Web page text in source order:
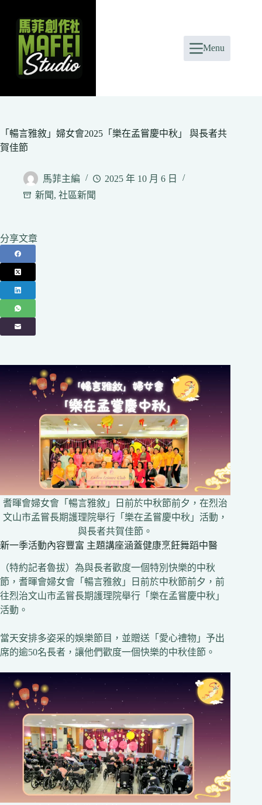
content
Menu
「暢言雅敘」婦女會2025「樂在孟嘗慶中秋」 與長者共
賀佳節
馬菲主編
2025 年 10 月 6 日
新聞, 社區新聞
分享文章
耆暉會婦女會「暢言雅敘」日前於中秋節前夕，在烈治
文山市孟嘗長期護理院舉行「樂在孟嘗慶中秋」活動，
與長者共賀佳節。
新一季活動內容豐富 主題講座涵蓋健康烹飪舞蹈中醫
（特約記者魯拔）為與長者歡度一個特別快樂的中秋
節，耆暉會婦女會「暢言雅敘」日前於中秋節前夕，前
往烈治文山市孟嘗長期護理院舉行「樂在孟嘗慶中秋」
活動。
當天安排多姿采的娛樂節目，並贈送「愛心禮物」予出
席的逾50名長者，讓他們歡度一個快樂的中秋佳節。